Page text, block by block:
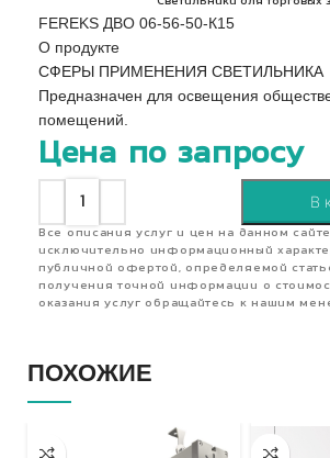
FEREKS ДВО 06-56-50-К15
О продукте
СФЕРЫ ПРИМЕНЕНИЯ СВЕТИЛЬНИКА
Предназначен для освещения
помещений.
Цена по запросу
В
Все описания услуг и цен на данном
исключительно информационный
публичной офертой, определяемой
получения точной информации о
оказания услуг обращайтесь к нашим
ПОХОЖИЕ